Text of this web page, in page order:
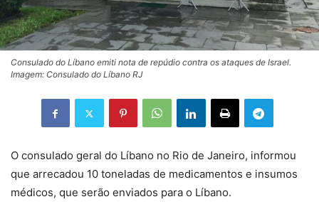
Consulado do Líbano emiti nota de repúdio contra os ataques de Israel.
Imagem: Consulado do Líbano RJ
O consulado geral do Líbano no Rio de Janeiro, informou
que arrecadou 10 toneladas de medicamentos e insumos
médicos, que serão enviados para o Líbano.